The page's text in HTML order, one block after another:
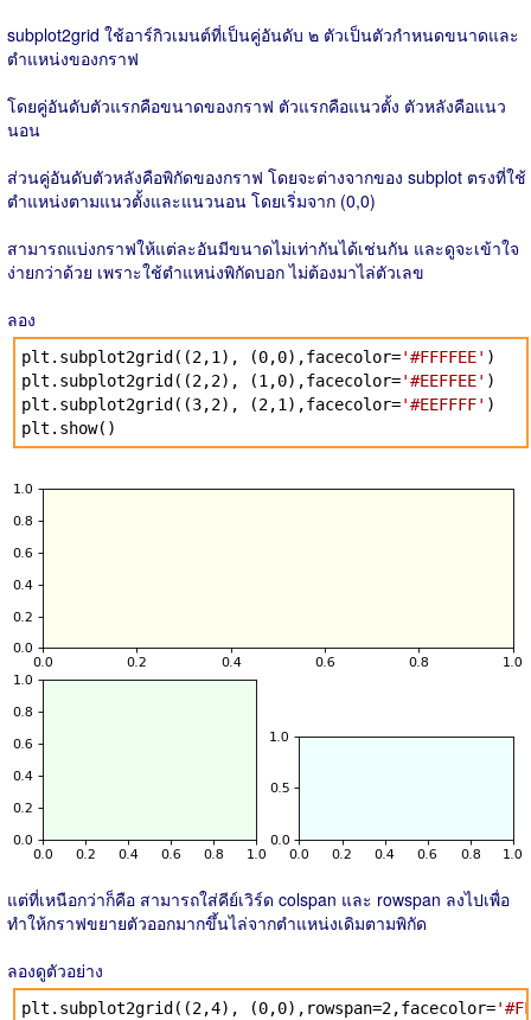
subplot2grid ใช้อาร์กิวเมนต์ที่เป็นคู่อันดับ ๒ ตัวเป็นตัวกำหนดขนาดและ
ตำแหน่งของกราฟ
โดยคู่อันดับตัวแรกคือขนาดของกราฟ ตัวแรกคือแนวตั้ง ตัวหลังคือแนว
นอน
ส่วนคู่อันดับตัวหลังคือพิกัดของกราฟ โดยจะต่างจากของ subplot ตรงที่ใช้
ตำแหน่งตามแนวตั้งและแนวนอน โดยเริ่มจาก (0,0)
สามารถแบ่งกราฟให้แต่ละอันมีขนาดไม่เท่ากันได้เช่นกัน และดูจะเข้าใจ
ง่ายกว่าด้วย เพราะใช้ตำแหน่งพิกัดบอก ไม่ต้องมาไล่ตัวเลข
ลอง
plt.subplot2grid((2,1), (0,0),facecolor='#FFFFEE' )
plt.subplot2grid((2,2), (1,0),facecolor='#EEFFEE' )
plt.subplot2grid((3,2), (2,1),facecolor='#EEFFFF' )
plt.show()
แต่ที่เหนือกว่าก็คือ สามารถใส่คีย์เวิร์ด colspan และ rowspan ลงไปเพื่อ
ทำให้กราฟขยายตัวออกมากขึ้นไล่จากตำแหน่งเดิมตามพิกัด
ลองดูตัวอย่าง
plt.subplot2grid((2,4), (0,0),rowspan=2,facecolor=